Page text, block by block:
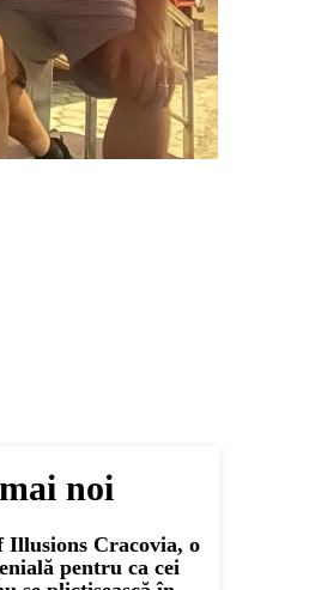
noi
Illusions Cracovia, o
pentru ca cei